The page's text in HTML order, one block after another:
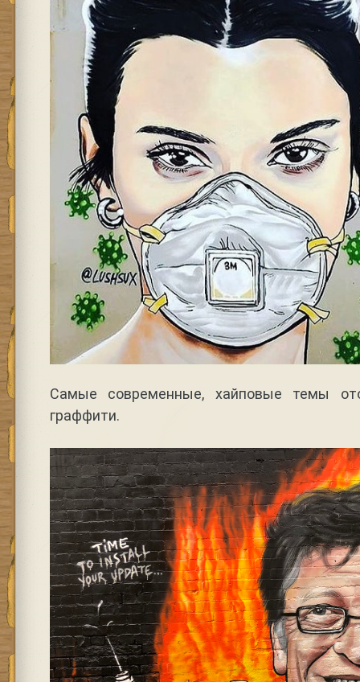
Самые современные, хайповые темы
граффити.